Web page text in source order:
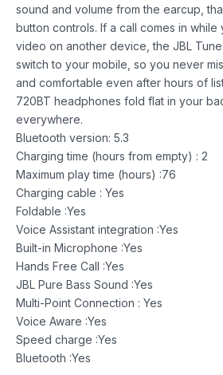
sound and volume from the earcup,
button controls. If a call comes in while
video on another device, the JBL
switch to your mobile, so you never
and comfortable even after hours of
720BT headphones fold flat in your
everywhere.
Bluetooth version: 5.3
Charging time (hours from empty) : 2
Maximum play time (hours) :76
Charging cable : Yes
Foldable :Yes
Voice Assistant integration :Yes
Built-in Microphone :Yes
Hands Free Call :Yes
JBL Pure Bass Sound :Yes
Multi-Point Connection : Yes
Voice Aware :Yes
Speed charge :Yes
Bluetooth :Yes